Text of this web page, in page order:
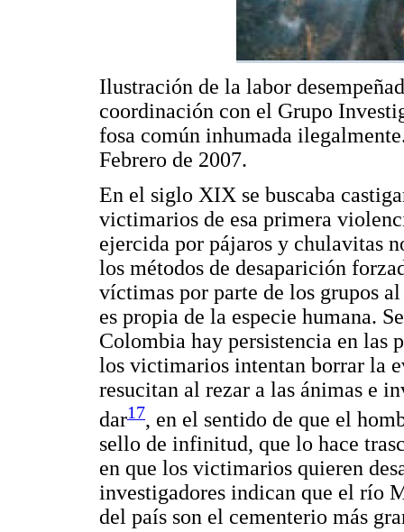
Ilustración de la labor
coordinación con el Grupo
fosa común inhumada
Febrero de 2007.
En el siglo XIX se buscaba
victimarios de esa primera
ejercida por pájaros y chulavitas
los métodos de desaparición
víctimas por parte de los grupos
es propia de la especie humana.
Colombia hay persistencia en las
los victimarios intentan borrar la
resucitan al rezar a las ánimas e
dar17, en el sentido de que el
sello de infinitud, que lo hace
en que los victimarios quieren
investigadores indican que el río
del país son el cementerio más